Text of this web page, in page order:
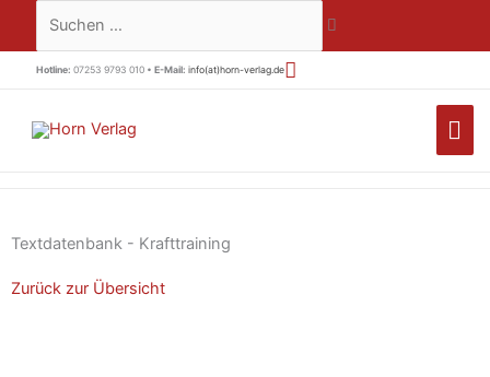
springen
Suchen …
Hotline: 07253 9793 010 • E-Mail: info(at)horn-verlag.de
Textdatenbank - Krafttraining
Zurück zur Übersicht